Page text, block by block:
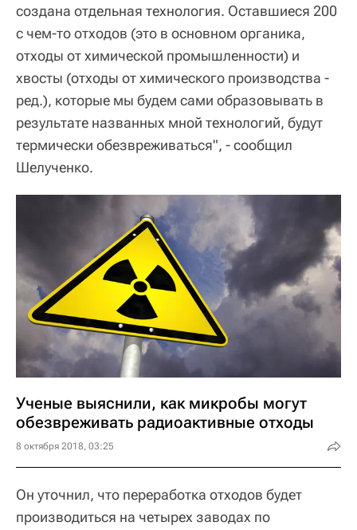
создана отдельная технология. Оставшиеся 200
с чем-то отходов (это в основном органика,
отходы от химической промышленности) и
хвосты (отходы от химического производства -
ред.), которые мы будем сами образовывать в
результате названных мной технологий, будут
термически обезвреживаться", - сообщил
Шелученко.
Ученые выяснили, как микробы могут
обезвреживать радиоактивные отходы
8 октября 2018, 03:25
Он уточнил, что переработка отходов будет
производиться на четырех заводах по